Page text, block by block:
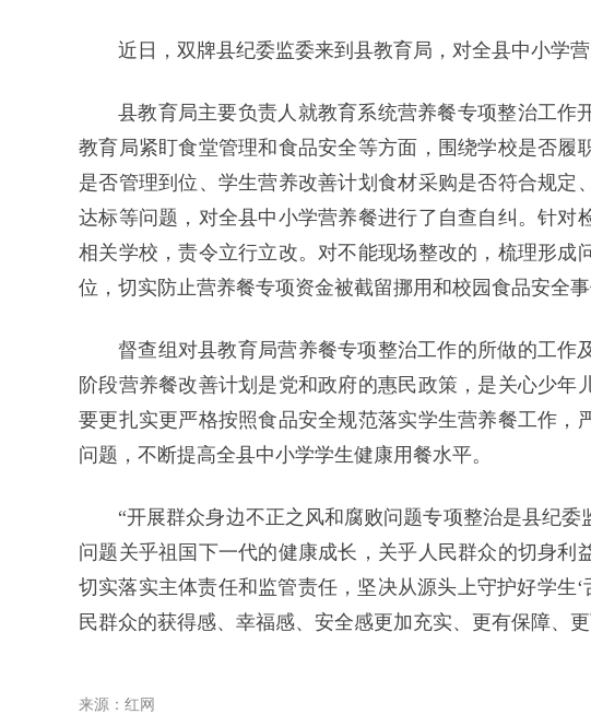
近日，双牌县纪委监委来到县教育局，对全县中小学
县教育局主要负责人就教育系统营养餐专项整治工作
教育局紧盯食堂管理和食品安全等方面，围绕学校是否履
是否管理到位、学生营养改善计划食材采购是否符合规
达标等问题，对全县中小学营养餐进行了自查自纠。针对
相关学校，责令立行立改。对不能现场整改的，梳理形成
位，切实防止营养餐专项资金被截留挪用和校园食品安全
督查组对县教育局营养餐专项整治工作的所做的工作
阶段营养餐改善计划是党和政府的惠民政策，是关心少
要更扎实更严格按照食品安全规范落实学生营养餐工作，
问题，不断提高全县中小学学生健康用餐水平。
“开展群众身边不正之风和腐败问题专项整治是县纪
问题关乎祖国下一代的健康成长，关乎人民群众的切身利
切实落实主体责任和监管责任，坚决从源头上守护好学生‘
民群众的获得感、幸福感、安全感更加充实、更有保障、
来源：红网